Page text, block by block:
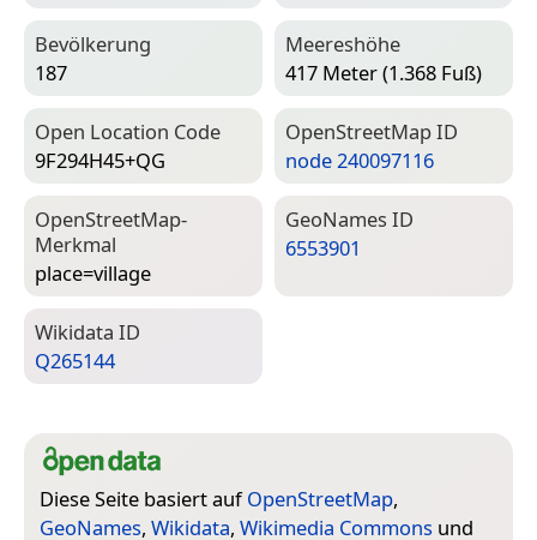
Bevölkerung
187
Meereshöhe
417 Meter (1.368 Fuß)
Open Location Code
9F294H45+QG
Open­Street­Map ID
node 240097116
Open­Street­Map-
Merkmal
place=­village
Geo­Names ID
6553901
Wiki­data ID
Q265144
Diese Seite basiert aufOpenStreetMap,
GeoNames, Wikidata, Wikimedia Commons und